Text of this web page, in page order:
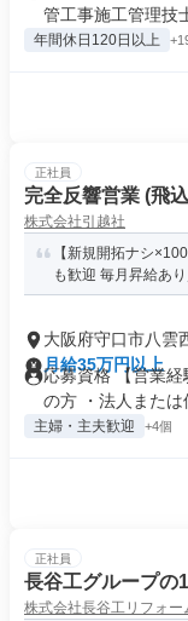
管工事施工管理技
年間休日120日以上
正社員
完全反響営業 (飛
株式会社引越社
【新規開拓ナシ
も歓迎 毎月昇給あ
大阪府守口市八雲
月給35万円以上
応募資格 【営業
の方 ・法人または
主婦・主夫歓迎 +4個
正社員
長谷工グループの
株式会社長谷工リフォー